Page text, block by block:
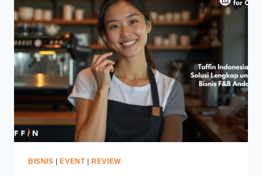
BISNIS |EVENT|REVIEW